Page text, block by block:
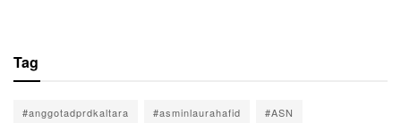
Tag
#anggotadprdkaltara #asminlaurahafid #ASN